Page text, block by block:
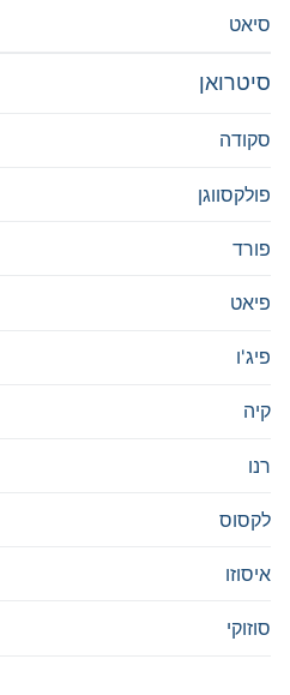
סיאט
סיטרואן
סקודה
פולקסווגן
פורד
פיאט
פיג'ו
קיה
רנו
לקסוס
איסוזו
סוזוקי